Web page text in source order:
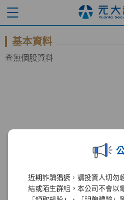
近期詐騙猖獗，請投資人切勿
結或陌生群組。本公司不會以
基本資料
查無個股資料